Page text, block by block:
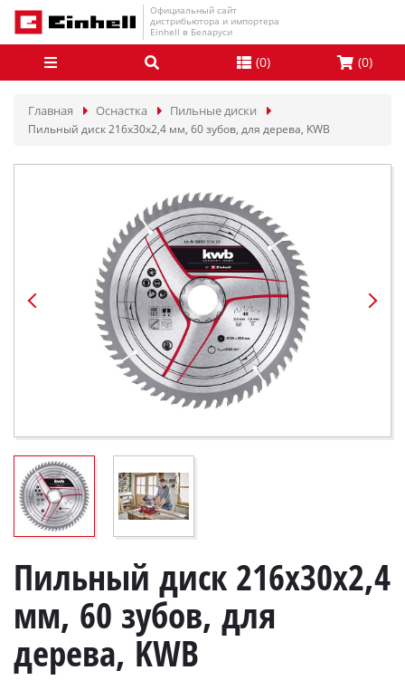
Официальный сайт
дистрибьютора и импортера
Einhell в Беларуси
(0) (0)
Главная Оснастка Пильные диски
Пильный диск 216x30x2,4 мм, 60 зубов, для дерева, KWB
Пильный диск 216x30x2,4
мм, 60 зубов, для
дерева, KWB